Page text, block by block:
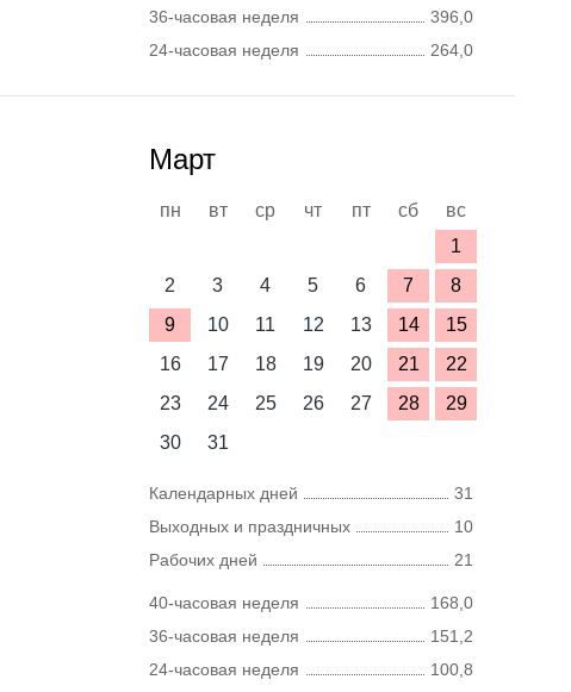
36-часовая неделя
396,0
24-часовая неделя
264,0
Март
пн вт ср чт пт сб
вс
1
2
3 4 5 6 7
8
9
10 11 12 13 14
15
16
17 18 19 20 21
22
23
24 25 26 27 28
29
30
31
Календарных дней
31
Выходных и праздничных
10
Рабочих дней
21
40-часовая неделя
168,0
36-часовая неделя
151,2
24-часовая неделя
100,8